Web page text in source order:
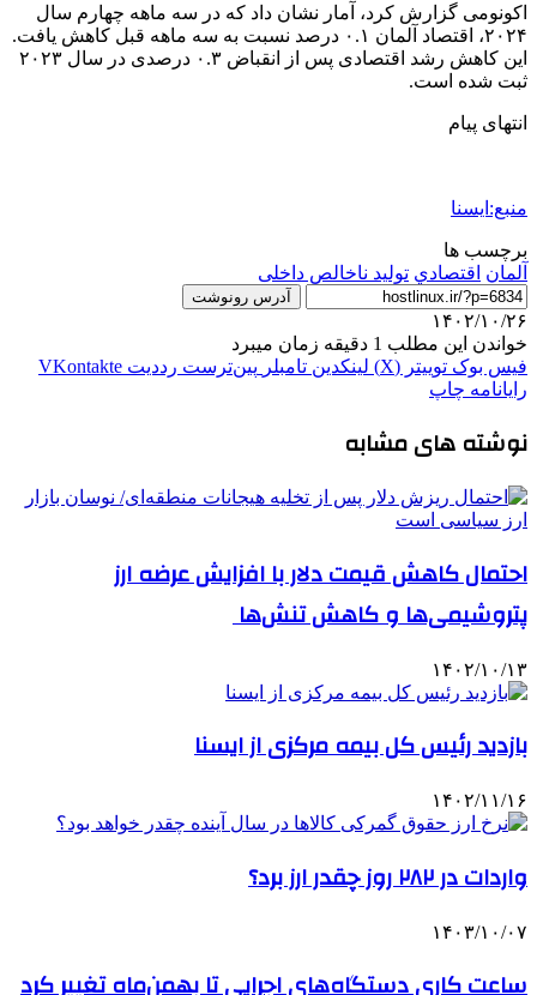
اکونومی گزارش کرد، آمار نشان داد که در سه ماهه چهارم سال
۲۰۲۴، اقتصاد آلمان ۰.۱ درصد نسبت به سه ماهه قبل کاهش یافت.
این کاهش رشد اقتصادی پس از انقباض ۰.۳ درصدی در سال ۲۰۲۳
ثبت شده است.
انتهای پیام
منبع:ایسنا
برچسب ها
آلمان اقتصادي تولید ناخالص داخلی
آدرس رونوشت
۱۴۰۲/۱۰/۲۶
خواندن این مطلب 1 دقیقه زمان میبرد
فیس بوک توییتر (X) لینکدین ‫تامبلر ‫پین‌ترست ‫رددیت ‫VKontakte
رایانامه چاپ
نوشته های مشابه
احتمال کاهش قیمت دلار با افزایش عرضه ارز
پتروشیمی‌ها و کاهش تنش‌ها
۱۴۰۲/۱۰/۱۳
بازدید رئیس کل بیمه مرکزی از ایسنا
۱۴۰۲/۱۱/۱۶
واردات در ۲۸۲ روز چقدر ارز برد؟
۱۴۰۳/۱۰/۰۷
ساعت کاری دستگاه‌های اجرایی تا بهمن‌ماه تغییر کرد